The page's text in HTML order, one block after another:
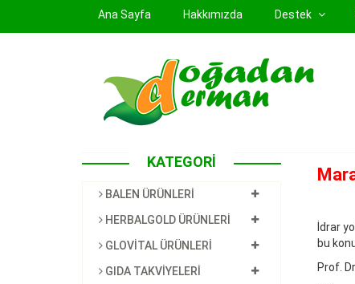
Ana Sayfa Hakkımızda (current)Destek
KATEGORİ
BALEN ÜRÜNLERİ
HERBALGOLD ÜRÜNLERİ
GLOVİTAL ÜRÜNLERİ
GIDA TAKVİYELERİ
İdrar
bu
Prof.